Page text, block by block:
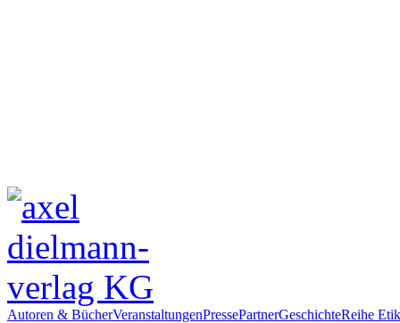
Autoren & BücherVeranstaltungenPressePartnerGeschichteReihe